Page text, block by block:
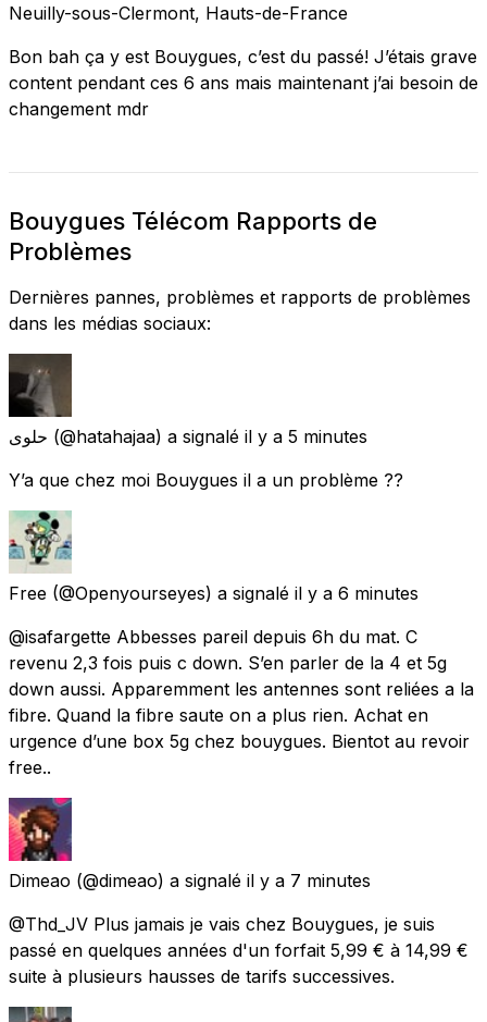
Neuilly-sous-Clermont, Hauts-de-France
Bon bah ça y est Bouygues, c’est du passé! J’étais grave
content pendant ces 6 ans mais maintenant j’ai besoin de
changement mdr
Bouygues Télécom Rapports de
Problèmes
Dernières pannes, problèmes et rapports de problèmes
dans les médias sociaux:
حلوى (@hatahajaa) a signalé il y a 5 minutes
Y’a que chez moi Bouygues il a un problème ??
Free (@Openyourseyes) a signalé il y a 6 minutes
@isafargette Abbesses pareil depuis 6h du mat. C
revenu 2,3 fois puis c down. S’en parler de la 4 et 5g
down aussi. Apparemment les antennes sont reliées a la
fibre. Quand la fibre saute on a plus rien. Achat en
urgence d’une box 5g chez bouygues. Bientot au revoir
free..
Dimeao (@dimeao) a signalé il y a 7 minutes
@Thd_JV Plus jamais je vais chez Bouygues, je suis
passé en quelques années d'un forfait 5,99 € à 14,99 €
suite à plusieurs hausses de tarifs successives.